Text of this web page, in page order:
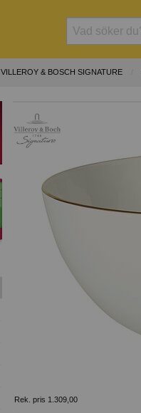
VILLEROY & BOSCH SIGNATURE
Rek. pris 1.309,00